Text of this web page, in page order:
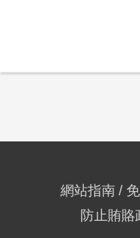
網站指南
防止賄賂